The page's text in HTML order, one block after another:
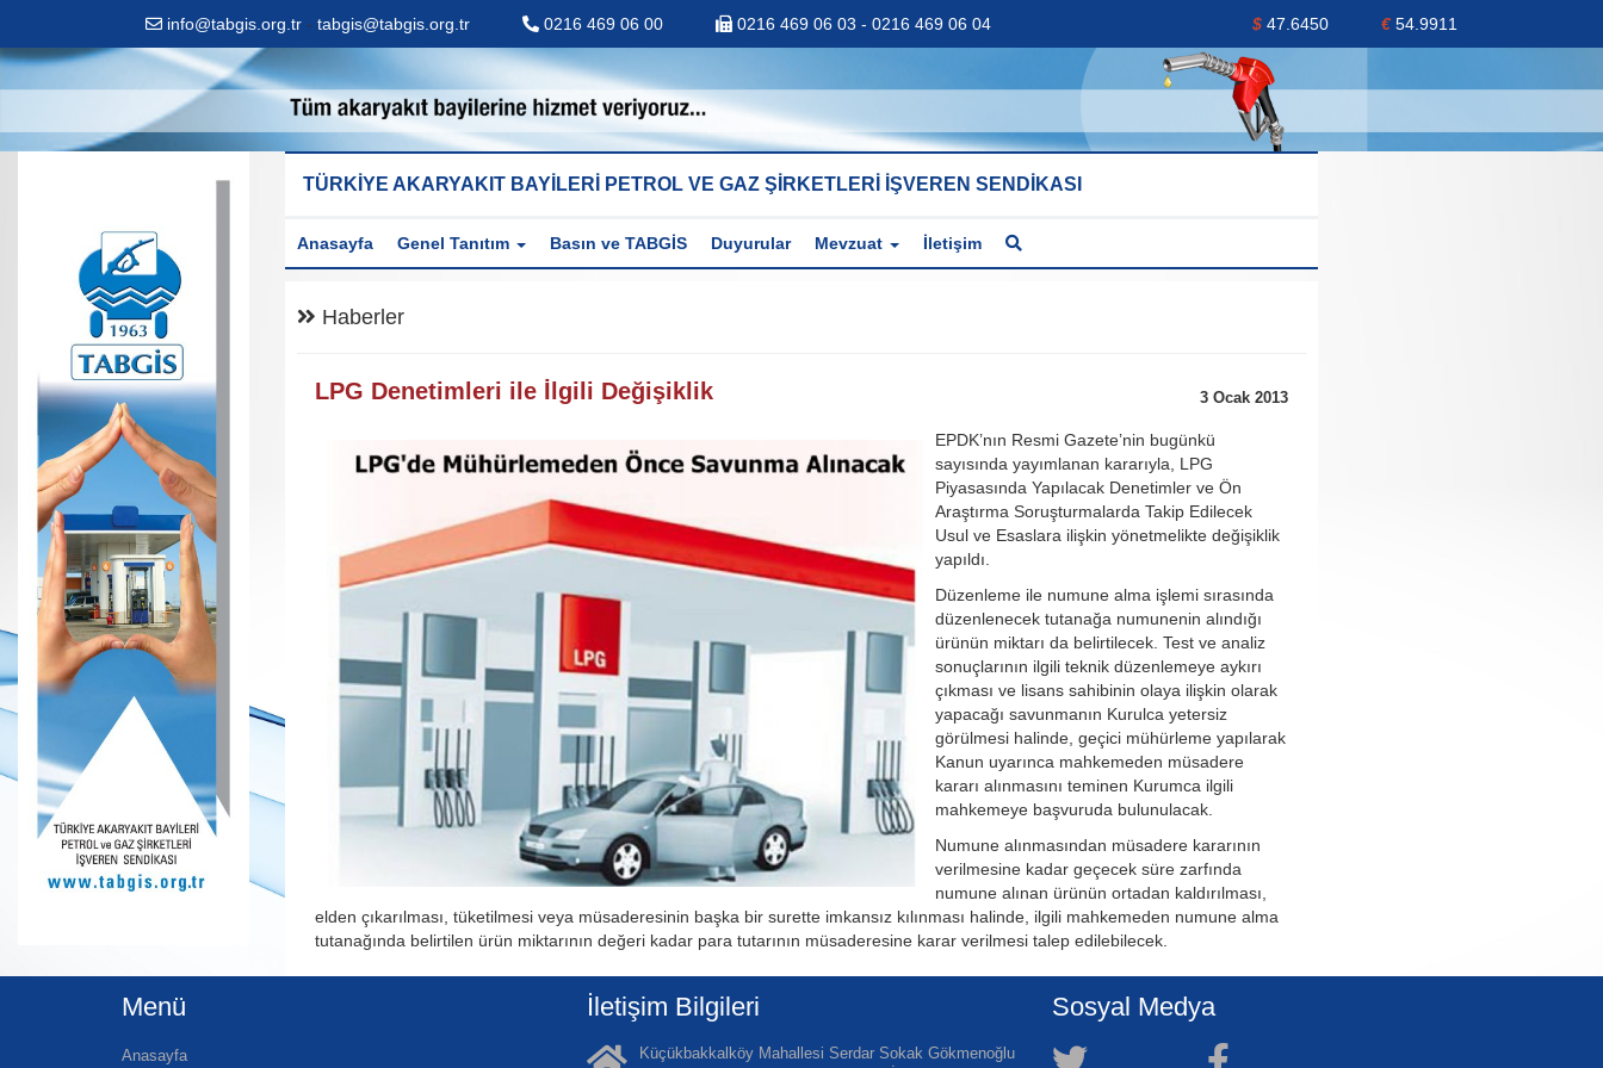
info@tabgis.org.tr - tabgis@tabgis.org.tr 0216 469 06 00 0216 469 06 03 - 0216 469 06 04 $ 47.6450 €54.9911
TÜRKİYE AKARYAKIT BAYİLERİ PETROL VE GAZ ŞİRKETLERİ İŞVEREN SENDİKASI
Anasayfa Genel Tanıtım Basın ve TABGİS Duyurular Mevzuat İletişim
Haberler
LPG Denetimleri ile İlgili Değişiklik 3 Ocak 2013
EPDK’nın Resmi Gazete’nin bugünkü
sayısında yayımlanan kararıyla, LPG
Piyasasında Yapılacak Denetimler ve Ön
Araştırma Soruşturmalarda Takip Edilecek
Usul ve Esaslara ilişkin yönetmelikte değişiklik
yapıldı.
Düzenleme ile numune alma işlemi sırasında
düzenlenecek tutanağa numunenin alındığı
ürünün miktarı da belirtilecek. Test ve analiz
sonuçlarının ilgili teknik düzenlemeye aykırı
çıkması ve lisans sahibinin olaya ilişkin olarak
yapacağı savunmanın Kurulca yetersiz
görülmesi halinde, geçici mühürleme yapılarak
Kanun uyarınca mahkemeden müsadere
kararı alınmasını teminen Kurumca ilgili
mahkemeye başvuruda bulunulacak.
Numune alınmasından müsadere kararının
verilmesine kadar geçecek süre zarfında
numune alınan ürünün ortadan kaldırılması,
elden çıkarılması, tüketilmesi veya müsaderesinin başka bir surette imkansız kılınması halinde, ilgili mahkemeden numune alma
tutanağında belirtilen ürün miktarının değeri kadar para tutarının müsaderesine karar verilmesi talep edilebilecek.
Menü
Anasayfa
İletişim Bilgileri
Küçükbakkalköy Mahallesi Serdar Sokak Gökmenoğlu
Sosyal Medya